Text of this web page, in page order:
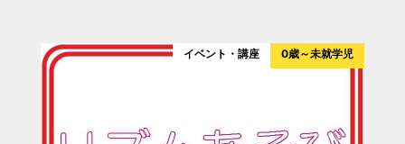
イベント・講座 0歳～未就学児